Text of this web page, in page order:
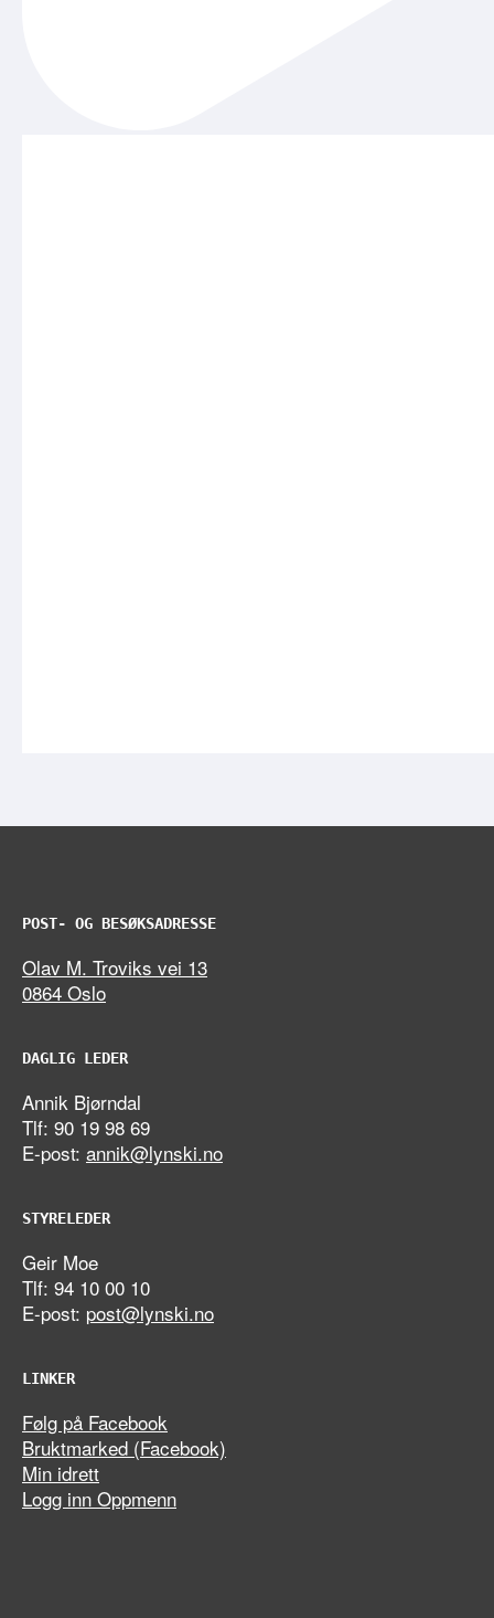
POST- OG BESØKSADRESSE
Olav M. Troviks vei 13
0864 Oslo
DAGLIG LEDER
Annik Bjørndal
Tlf: 90 19 98 69
E-post: annik@lynski.no
STYRELEDER
Geir Moe
Tlf: 94 10 00 10
E-post: post@lynski.no
LINKER
Følg på Facebook
Bruktmarked (Facebook)
Min idrett
Logg inn Oppmenn